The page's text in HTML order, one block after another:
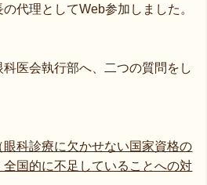
代理としてWeb参加しました。
医会執行部へ、二つの質問をし
科診療に欠かせない国家資格の
国的に不足していることへの対